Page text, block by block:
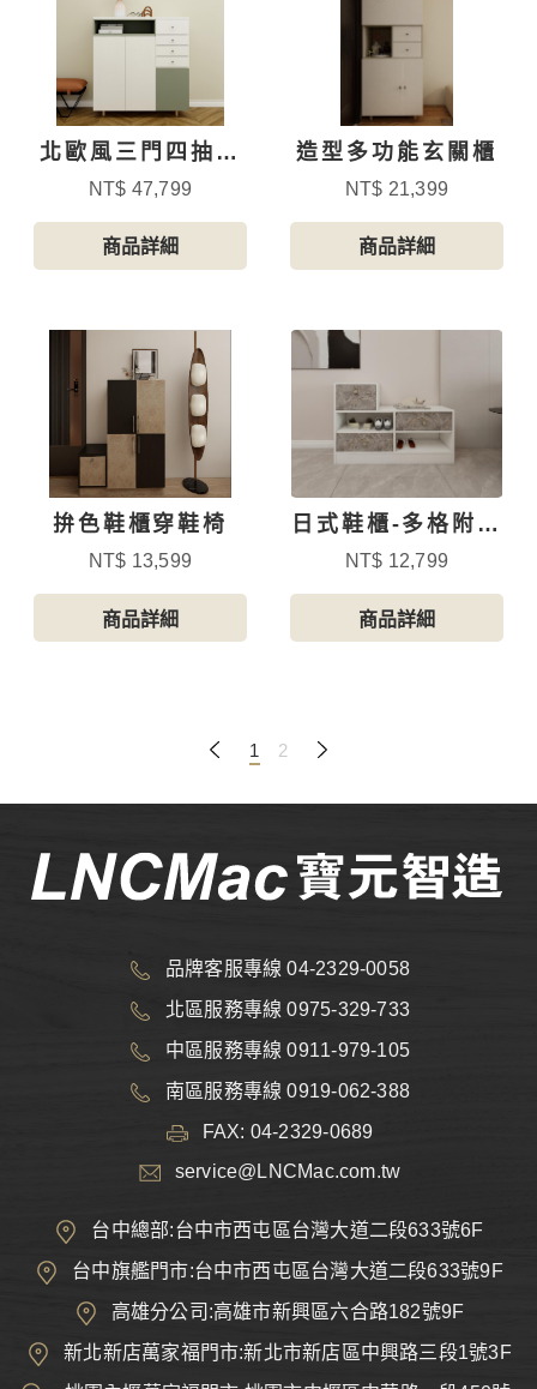
北歐風三門四抽跳
色玄關鞋櫃
NT$ 47,799
商品詳細
造型多功能玄關櫃
NT$ 21,399
商品詳細
拚色鞋櫃穿鞋椅
NT$ 13,599
商品詳細
日式鞋櫃-多格附抽
屜-2
NT$ 12,799
商品詳細
1 2
品牌客服專線 04-2329-0058
北區服務專線 0975-329-733
中區服務專線 0911-979-105
南區服務專線 0919-062-388
FAX: 04-2329-0689
service@LNCMac.com.tw
台中總部:台中市西屯區台灣大道二段633號6F
台中旗艦門市:台中市西屯區台灣大道二段633號9F
高雄分公司:高雄市新興區六合路182號9F
新北新店萬家福門市:新北市新店區中興路三段1號3F